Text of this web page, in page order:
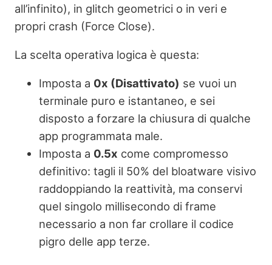
all’infinito), in glitch geometrici o in veri e
propri crash (Force Close).
La scelta operativa logica è questa:
Imposta a 0x (Disattivato) se vuoi un
terminale puro e istantaneo, e sei
disposto a forzare la chiusura di qualche
app programmata male.
Imposta a 0.5x come compromesso
definitivo: tagli il 50% del bloatware visivo
raddoppiando la reattività, ma conservi
quel singolo millisecondo di frame
necessario a non far crollare il codice
pigro delle app terze.